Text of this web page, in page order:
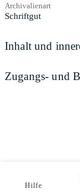
Archivalienart
Schriftgut
Inhalt und
Zugangs- und
Hilfe